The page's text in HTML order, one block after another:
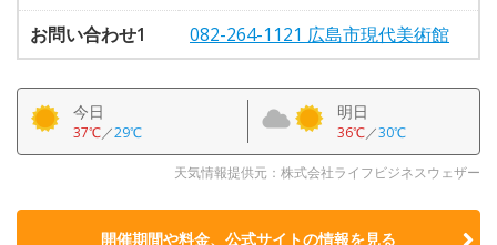
お問い合わせ1
082-264-1121 広島市現代美術館
今日
37℃／29℃
明日
36℃／30℃
天気情報提供元：株式会社ライフビジネスウェザー
開催期間や料金、公式サイトの情報を見る